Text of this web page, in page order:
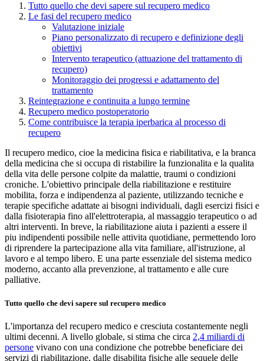
Tutto quello che devi sapere sul recupero medico
Le fasi del recupero medico
Valutazione iniziale
Piano personalizzato di recupero e definizione degli
obiettivi
Intervento terapeutico (attuazione del trattamento di
recupero)
Monitoraggio dei progressi e adattamento del
trattamento
Reintegrazione e continuita a lungo termine
Recupero medico postoperatorio
Come contribuisce la terapia iperbarica al processo di
recupero
Il recupero medico, cioe la medicina fisica e riabilitativa, e la branca
della medicina che si occupa di ristabilire la funzionalita e la qualita
della vita delle persone colpite da malattie, traumi o condizioni
croniche. L'obiettivo principale della riabilitazione e restituire
mobilita, forza e indipendenza al paziente, utilizzando tecniche e
terapie specifiche adattate ai bisogni individuali, dagli esercizi fisici e
dalla fisioterapia fino all'elettroterapia, al massaggio terapeutico o ad
altri interventi. In breve, la riabilitazione aiuta i pazienti a essere il
piu indipendenti possibile nelle attivita quotidiane, permettendo loro
di riprendere la partecipazione alla vita familiare, all'istruzione, al
lavoro e al tempo libero. E una parte essenziale del sistema medico
moderno, accanto alla prevenzione, al trattamento e alle cure
palliative.
Tutto quello che devi sapere sul recupero medico
L'importanza del recupero medico e cresciuta costantemente negli
ultimi decenni. A livello globale, si stima che circa 2,4 miliardi di
persone vivano con una condizione che potrebbe beneficiare dei
servizi di riabilitazione, dalle disabilita fisiche alle sequele delle